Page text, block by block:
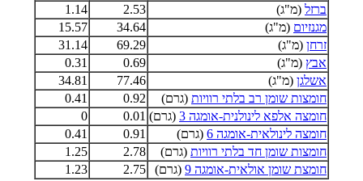
ברזל (מ"ג) 2.53
1.14
מגנזיום (מ"ג) 34.64
15.57
זרחן (מ"ג) 69.29
31.14
אבץ (מ"ג) 0.69
0.31
אשלגן (מ"ג) 77.46
34.81
חומצות שומן רב בלתי רוויות (גרם) 0.92
0.41
חומצה אלפא לינולנית-אומגה 3
(גרם) 0.01
0
חומצה לינולאית-אומגה 6
(גרם) 0.91
0.41
חומצות שומן חד בלתי רוויות (גרם) 2.78
1.25
חומצת שומן אולאית-אומגה 9
(גרם) 2.75
1.23